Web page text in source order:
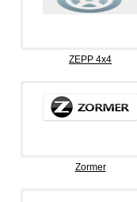
ZEPP 4х4
Zormer